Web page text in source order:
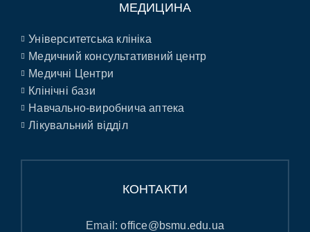
МЕДИЦИНА
Університетська клініка
Медичний консультативний центр
Медичні Центри
Клінічні бази
Навчально-виробнича аптека
Лікувальний відділ
КОНТАКТИ
Email:office@bsmu.edu.ua